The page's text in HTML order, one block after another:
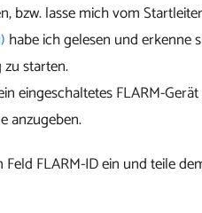
bzw. lasse mich vom
habe ich gelesen und erkenne
starten.
eingeschaltetes FLARM-
anzugeben.
FLARM-ID ein und teile